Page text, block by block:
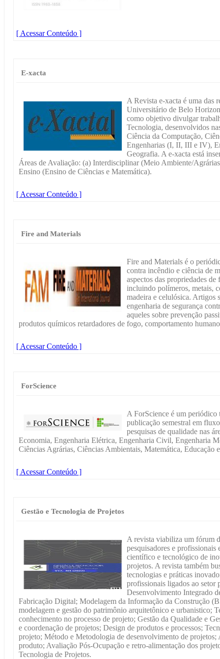
[ Acessar Conteúdo ]
E-xacta
A Revista e-xacta é uma das
Universitário de Belo
como objetivo divulgar
Tecnologia, desenvolvidos
Ciência da Computação,
Engenharias (I, II, III e IV),
Geografia. A e-xacta está
Áreas de Avaliação: (a) Interdisciplinar (Meio Ambiente/
Ensino (Ensino de Ciências e Matemática).
[ Acessar Conteúdo ]
Fire and Materials
Fire and Materials é o
contra incêndio e ciência de
aspectos das propriedades
incluindo polímeros, metais,
madeira e celulósica. Artigos
engenharia de segurança
aqueles sobre prevenção
produtos químicos retardadores de fogo, comportamento
[ Acessar Conteúdo ]
ForScience
A ForScience é um
publicação semestral em
pesquisas de qualidade nas
Economia, Engenharia Elétrica, Engenharia Civil, Engenharia
Ciências Agrárias, Ciências Ambientais, Matemática, Educação
[ Acessar Conteúdo ]
Gestão e Tecnologia de Projetos
A revista viabiliza um fórum
pesquisadores e
científico e tecnológico de
projetos. A revista também
tecnologias e práticas
profissionais ligados ao setor
Desenvolvimento Integrado
Fabricação Digital; Modelagem da Informação da Construção
modelagem e gestão do patrimônio arquitetônico e urbanistico;
conhecimento no processo de projeto; Gestão da Qualidade e
e coordenação de projetos; Design de produtos e processos;
projeto; Método e Metodologia de desenvolvimento de projetos;
produto; Avaliação Pós-Ocupação e retro-alimentação dos
Tecnologia de Projetos.